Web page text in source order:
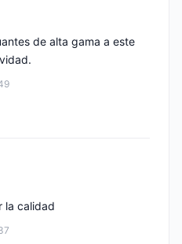
de alta gama a este
la calidad